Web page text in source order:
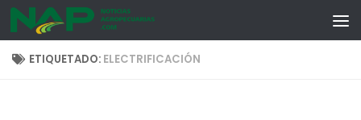
Skip to content
ETIQUETADO: ELECTRIFICACIÓN